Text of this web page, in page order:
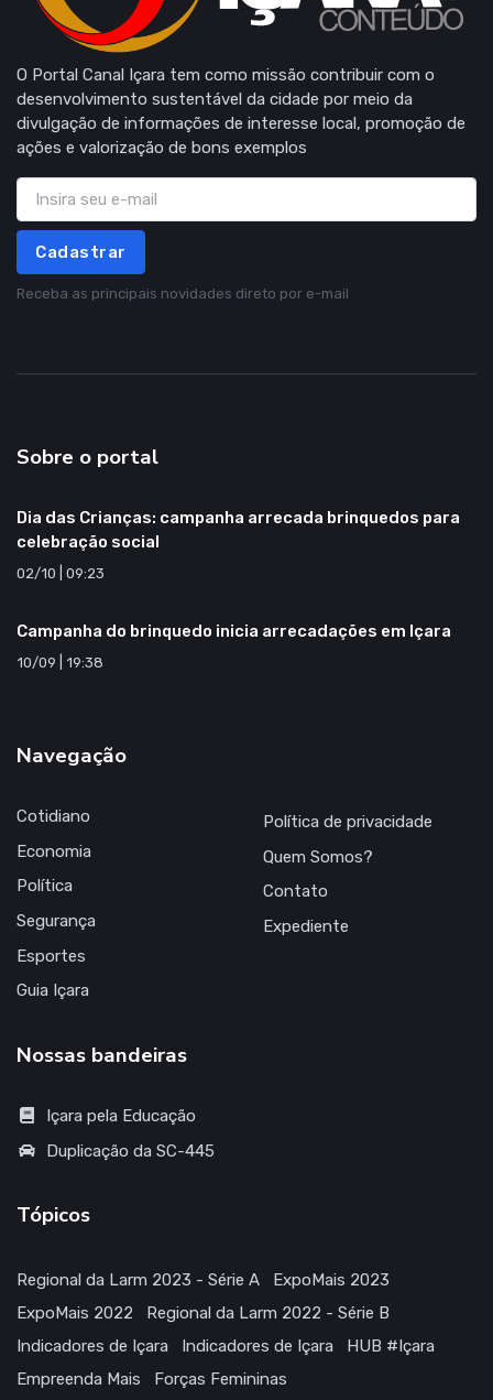
O Portal Canal Içara tem como missão contribuir com o
desenvolvimento sustentável da cidade por meio da
divulgação de informações de interesse local, promoção de
ações e valorização de bons exemplos
Cadastrar
Receba as principais novidades direto por e-mail
Sobre o portal
Dia das Crianças: campanha arrecada brinquedos para
celebração social
02/10 | 09:23
Campanha do brinquedo inicia arrecadações em Içara
10/09 | 19:38
Navegação
Cotidiano
Economia
Política
Segurança
Esportes
Guia Içara
Política de privacidade
Quem Somos?
Contato
Expediente
Nossas bandeiras
Içara pela Educação
Duplicação da SC-445
Tópicos
Regional da Larm 2023 - Série A
ExpoMais 2023
ExpoMais 2022
Regional da Larm 2022 - Série B
Indicadores de Içara
Indicadores de Içara
HUB #Içara
Empreenda Mais
Forças Femininas